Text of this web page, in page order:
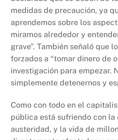
medidas de precaución, ya
aprendemos sobre los
miramos alrededor y
grave”. También señaló que
forzados a “tomar dinero de
investigación para empezar.
simplemente detenernos y
Como con todo en el
pública está sufriendo con
austeridad, y la vida de